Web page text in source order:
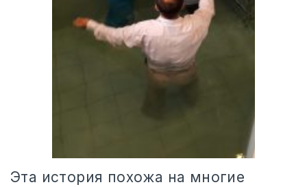
Эта история похожа на многие